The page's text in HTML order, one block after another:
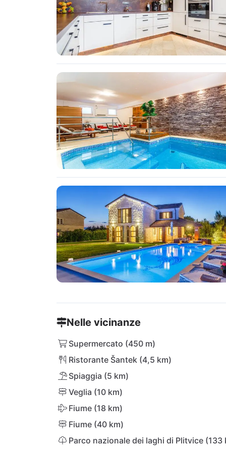
Nelle vicinanze
Supermercato (450 m)
Ristorante Šantek (4,5 km)
Spiaggia (5 km)
Veglia (10 km)
Fiume (18 km)
Fiume (40 km)
Parco nazionale dei laghi di Plitvice (133